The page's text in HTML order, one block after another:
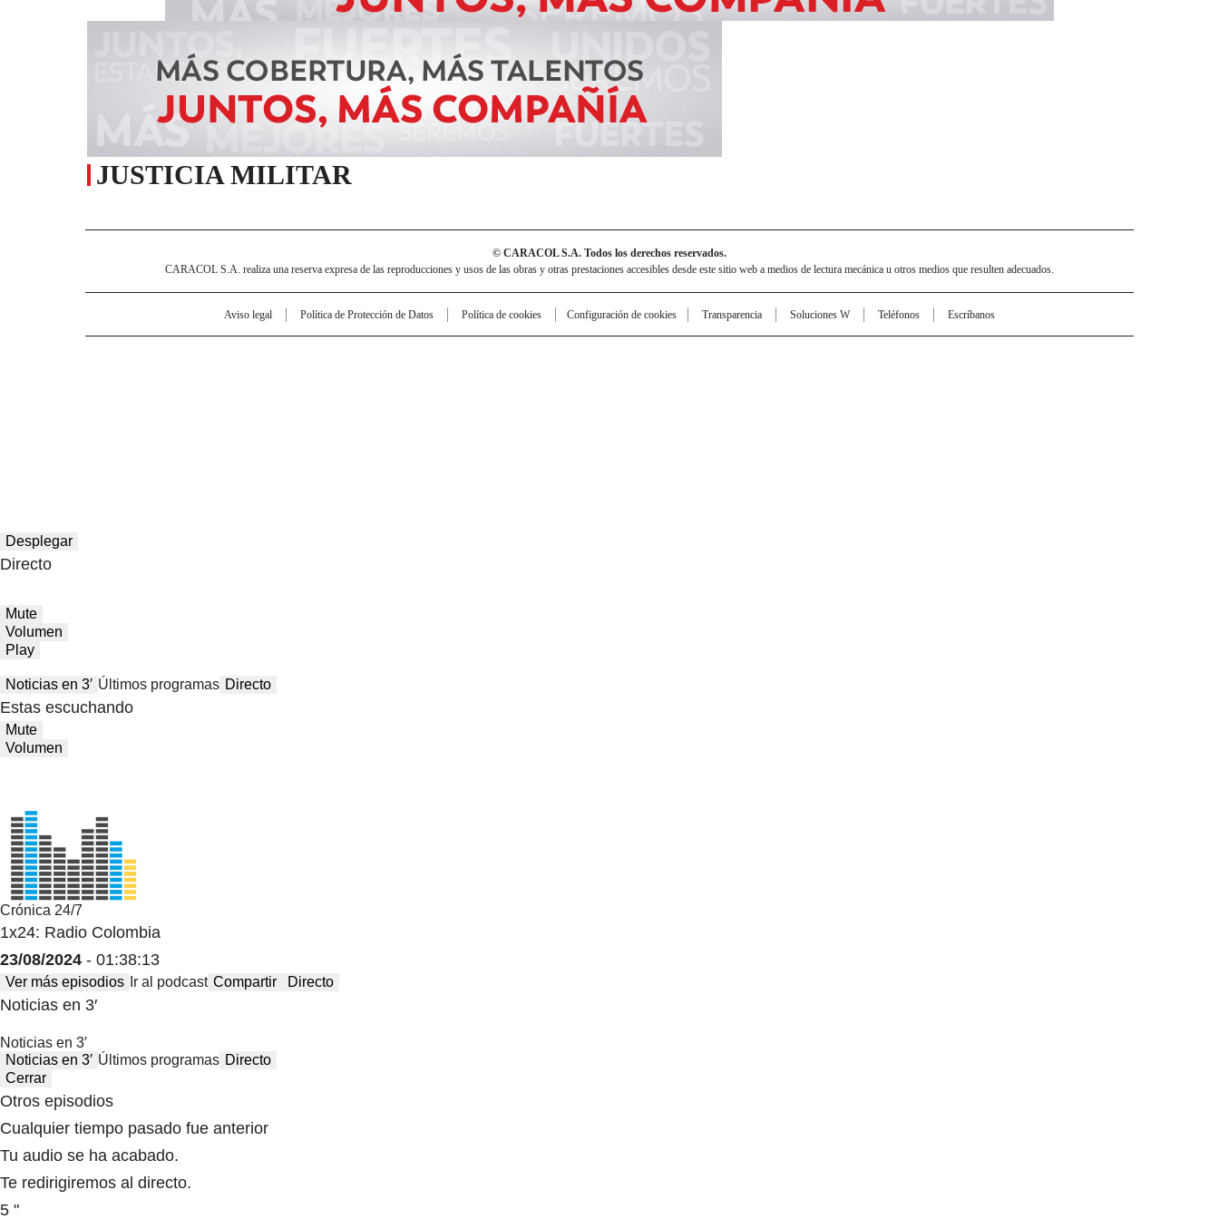
JUSTICIA MILITAR
© CARACOL S.A. Todos los derechos reservados.
CARACOL S.A. realiza una reserva expresa de las reproducciones y usos de las obras y otras prestaciones accesibles desde este sitio web a medios de lectura mecánica u otros medios que resulten adecuados.
Aviso legal Política de Protección de Datos Política de cookies Configuración de cookies Transparencia Soluciones W Teléfonos Escríbanos
Desplegar
Directo
Mute
Volumen
Play
Noticias en 3′ Últimos programas Directo
Estas escuchando
Mute
Volumen
Crónica 24/7
1x24: Radio Colombia
23/08/2024 - 01:38:13
Ver más episodios Ir al podcast Compartir Directo
Noticias en 3′
Noticias en 3′
Noticias en 3′ Últimos programas Directo
Cerrar
Otros episodios
Cualquier tiempo pasado fue anterior
Tu audio se ha acabado.
Te redirigiremos al directo.
5 "